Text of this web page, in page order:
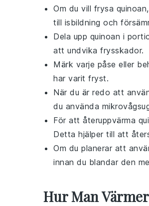
Om du vill frysa quinoan
till isbildning och
Dela upp quinoan i
att undvika frysskador.
Märk varje påse eller
har varit fryst.
När du är redo att
du använda
För att återuppvärma
Detta hjälper till att
Om du planerar att
innan du blandar den
Hur Man